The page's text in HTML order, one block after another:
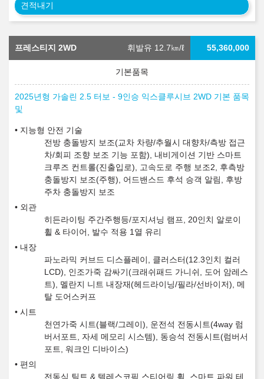
견적내기
프레스티지 2WD 휘발유 12.7㎞/ℓ 55,360,000
2025년형 가솔린 2.5 터보 - 9인승 익스클루시브 2WD 기본 품목
및
지능형 안전 기술
전방 충돌방지 보조(교차 차량/추월시 대향차/측방 접근
차/회피 조향 보조 기능 포함), 내비게이션 기반 스마트
크루즈 컨트롤(진출입로), 고속도로 주행 보조2, 후측방
충돌방지 보조(주행), 어드밴스드 후석 승객 알림, 후방
주차 충돌방지 보조
외관
히든라이팅 주간주행등/포지셔닝 램프, 20인치 알로이
휠 & 타이어, 발수 적용 1열 유리
내장
파노라믹 커브드 디스플레이, 클러스터(12.3인치 컬러
LCD), 인조가죽 감싸기(크래쉬패드 가니쉬, 도어 암레스
트), 멜란지 니트 내장재(헤드라이닝/필라/선바이저), 메
탈 도어스커프
시트
천연가죽 시트(블랙/그레이), 운전석 전동시트(4way 럼
버서포트, 자세 메모리 시스템), 동승석 전동시트(럼버서
포트, 워크인 디바이스)
편의
전동식 틸트 & 텔레스코픽 스티어링 휠, 스마트 파워 테